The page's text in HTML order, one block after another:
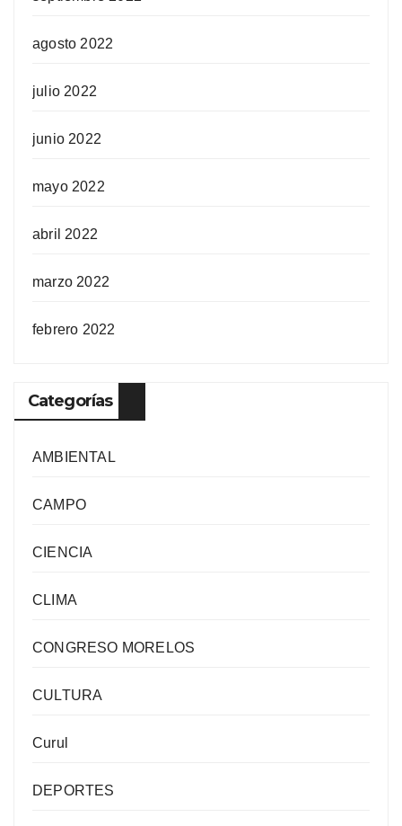
agosto 2022
julio 2022
junio 2022
mayo 2022
abril 2022
marzo 2022
febrero 2022
Categorías
AMBIENTAL
CAMPO
CIENCIA
CLIMA
CONGRESO MORELOS
CULTURA
Curul
DEPORTES